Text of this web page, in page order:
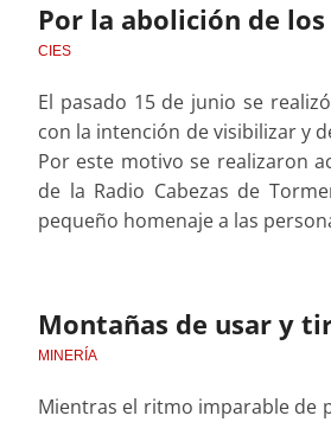
Por la abolición de los
CIES
El pasado 15 de junio se
con la intención de visibilizar y
Por este motivo se realizaron
de la Radio Cabezas de
pequeño homenaje a las
Montañas de usar y
MINERÍA
Mientras el ritmo imparable de